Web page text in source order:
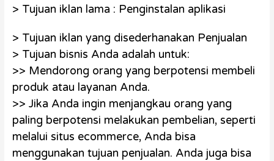
> Tujuan iklan lama : Penginstalan aplikasi
> Tujuan iklan yang disederhanakan Penjualan
> Tujuan bisnis Anda adalah untuk:
>> Mendorong orang yang berpotensi membeli
produk atau layanan Anda.
>> Jika Anda ingin menjangkau orang yang
paling berpotensi melakukan pembelian, seperti
melalui situs ecommerce, Anda bisa
menggunakan tujuan penjualan. Anda juga bisa